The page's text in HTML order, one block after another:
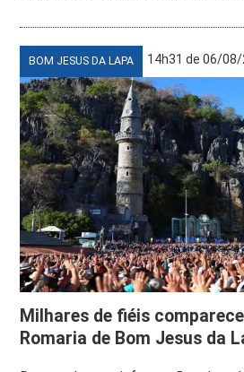
BOM JESUS DA LAPA 14h31 de 06/08/
Milhares de fiéis
Romaria de Bom Jesus da